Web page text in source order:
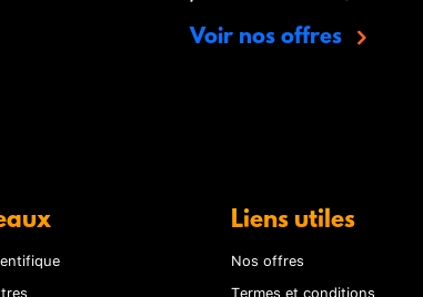
Voir nos offres
Liens utiles
Nos offres